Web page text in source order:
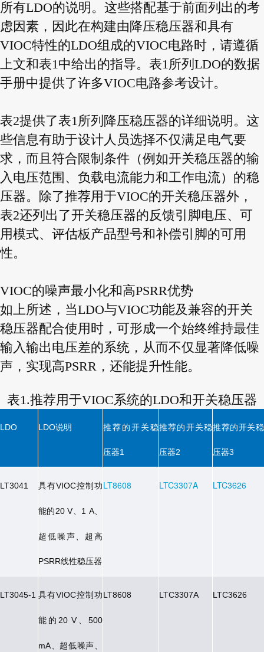
所有LDO的说明。这些搭配基于前面列出的考
虑因素，因此在构建由降压稳压器和具有
VIOC特性的LDO组成的VIOC电路时，请遵循
上文和表1中给出的指导。表1所列LDO的数据
手册中提供了许多VIOC电路参考设计。
表2提供了表1所列降压稳压器的详细说明。这
些信息有助于设计人员选择不仅满足电气要
求，而且符合限制条件（例如开关稳压器的输
入电压范围、负载电流能力和工作电流）的稳
压器。除了推荐用于VIOC的开关稳压器外，
表2还列出了开关稳压器的反馈引脚电压、可
用模式、评估板产品型号和补偿引脚的可用
性。
VIOC的噪声最小化和高PSRR优势
如上所述，当LDO与VIOC功能及兼容的开关
稳压器配合使用时，可形成一个始终维持最佳
输入输出电压差的系统，从而不仅显著降低噪
声，实现高PSRR，还能提升性能。
表1.推荐用于VIOC系统的LDO和开关稳压器
LDO LDO说明 推荐的开关稳
压器1
推荐的开关稳
压器2
推荐的开关稳
压器3
LT3041 具有VIOC控制功
能的20 V、 1 A、
超低噪声、超高
PSRR线性稳压器
LT8608 LTC3307A LTC3626
LT3045-1 具有VIOC控制功
能的 20 V 、500
mA、超低噪声、
LT8608 LTC3307A LTC3626